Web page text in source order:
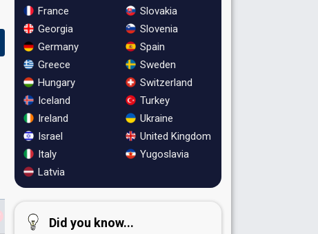
France
Georgia
Germany
Greece
Hungary
Iceland
Ireland
Israel
Italy
Latvia
Slovakia
Slovenia
Spain
Sweden
Switzerland
Turkey
Ukraine
United Kingdom
Yugoslavia
Did you know...